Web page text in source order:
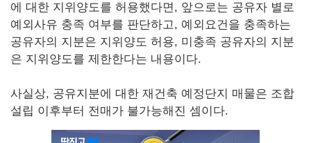
에 대한 지위양도를 허용했다면, 앞으로는 공유자 별로
예외사유 충족 여부를 판단하고, 예외요건을 충족하는
공유자의 지분은 지위양도 허용, 미충족 공유자의 지분
은 지위양도를 제한한다는 내용이다.
사실상, 공유지분에 대한 재건축 예정단지 매물은 조합
설립 이후부터 전매가 불가능해진 셈이다.